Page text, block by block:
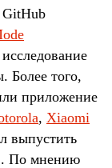
GitHub
Более того,
приложение
, Xiaomi
выпустить
По мнению